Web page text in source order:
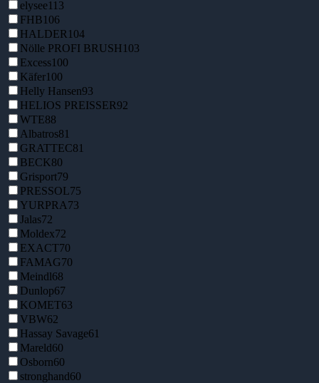
elysee113
FHB106
HALDER 104
Nölle PROFI BRUSH103
Excess100
Käfer100
Helly Hansen93
HELIOS PREISSER92
WTE88
Albatros81
GRATTEC81
BECK80
Grisport79
PRESSOL75
YURPRA73
Jalas72
Moldex72
EXACT70
FAMAG70
Meindl68
Dunlop67
KOMET63
VBW62
Hassay Savage61
Mareld60
Osborn60
stronghand60